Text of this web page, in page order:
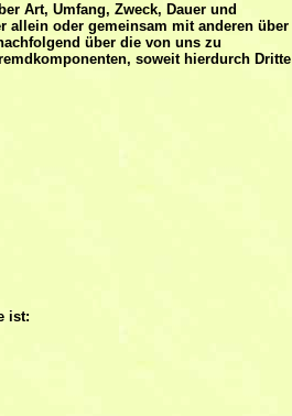
Art, Umfang, Zweck, Dauer und
allein oder gemeinsam mit anderen über
über die von uns zu
soweit hierdurch Dritte
ist: